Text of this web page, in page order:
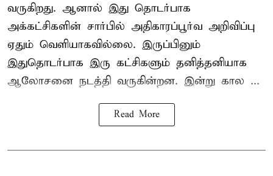
வருகிறது. ஆனால் இது தொடர்பாக
அக்கட்சிகளின் சார்பில் அதிகாரப்பூர்வ அறிவிப்பு
ஏதும் வெளியாகவில்லை. இருப்பினும்
இதுதொடர்பாக இரு கட்சிகளும் தனித்தனியாக
ஆலோசனை நடத்தி வருகின்றன. இன்று கால ...
Read More